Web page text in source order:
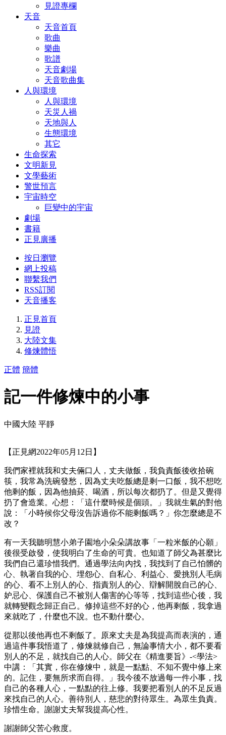
見證專欄
天音
天音首頁
歌曲
樂曲
歌譜
天音劇場
天音歌曲集
人與環境
人與環境
天災人禍
天地與人
生態環境
其它
生命探索
文明新見
文學藝術
警世預言
宇宙時空
巨變中的宇宙
劇場
書籍
正見廣播
按日瀏覽
網上投稿
聯繫我們
RSS訂閱
天音播客
正見首頁
見證
大陸文集
修煉體悟
正體 簡體
記一件修煉中的小事
中國大陸 平靜
【正見網2022年05月12日】
我們家裡就我和丈夫倆口人，丈夫做飯，我負責飯後收拾碗
筷，我常為洗碗發愁，因為丈夫吃飯總是剩一口飯，我不想吃
他剩的飯，因為他抽菸、喝酒，所以每次都扔了。但是又覺得
扔了會造業。心想：「這什麼時候是個頭。」我就生氣的對他
說：「小時候你父母沒告訴過你不能剩飯嗎？」你怎麼總是不
改？
有一天我聽明慧小弟子園地小朵朵講故事「一粒米飯的心願」
後很受啟發，使我明白了生命的可貴。也知道了師父為甚麼比
我們自己還珍惜我們。通過學法向內找，我找到了自己怕髒的
心、執著自我的心、埋怨心、自私心、利益心、愛挑別人毛病
的心、看不上別人的心、指責別人的心、辯解開脫自己的心、
妒忌心、保護自己不被別人傷害的心等等，找到這些心後，我
就轉變觀念歸正自己。修掉這些不好的心，他再剩飯，我拿過
來就吃了，什麼也不說。也不動什麼心。
從那以後他再也不剩飯了。原來丈夫是為我提高而表演的，通
過這件事我悟道了，修煉就修自己，無論事情大小，都不要看
別人的不足，就找自己的人心。師父在《精進要旨》-<學法>
中講：「其實，你在修煉中，就是一點點、不知不覺中修上來
的。記住，要無所求而自得。」我今後不放過每一件小事，找
自己的各種人心，一點點的往上修。我要把看別人的不足反過
來找自己的人心。善待別人，慈悲的對待眾生。為眾生負責。
珍惜生命。謝謝丈夫幫我提高心性。
謝謝師父苦心救度。